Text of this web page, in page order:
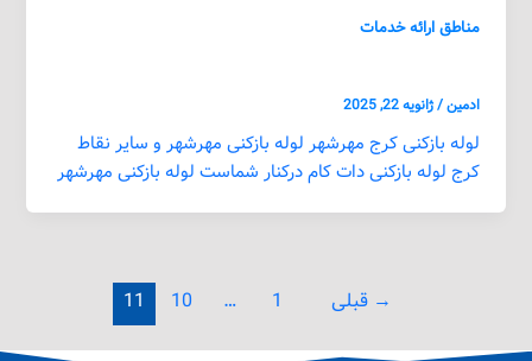
مناطق ارائه خدمات
ادمین/ژانویه 22, 2025
لوله بازکنی کرج مهرشهر لوله بازکنی مهرشهر و سایر نقاط
کرج لوله بازکنی دات کام درکنار شماست لوله بازکنی مهرشهر
→ قبلی 1
…
10
11